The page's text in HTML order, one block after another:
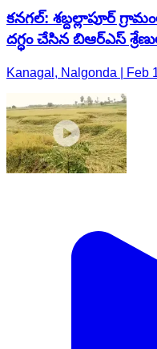
కనగల్: శబ్దల్లాపూర్
దగ్ధం చేసిన బిఆర్ఎస్
Kanagal, Nalgonda | Feb